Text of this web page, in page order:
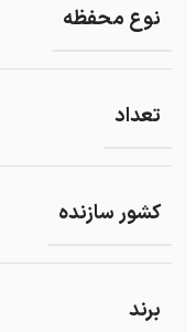
نوع محفظه
تعداد
کشور سازنده
برند